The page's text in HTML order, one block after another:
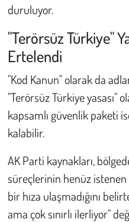
duruluyor.
"Terörsüz Türkiye"
Ertelendi
"Kod Kanun" olarak da
"Terörsüz Türkiye yasası"
kapsamlı güvenlik paketi
kalabilir.
AK Parti kaynakları,
süreçlerinin henüz
bir hıza ulaşmadığını
ama çok sınırlı ilerliyor"